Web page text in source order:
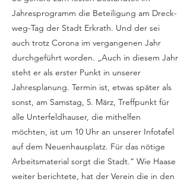
Jahresprogramm die Beteiligung am Dreck-
weg-Tag der Stadt Erkrath. Und der sei
auch trotz Corona im vergangenen Jahr
durchgeführt worden. „Auch in diesem Jahr
steht er als erster Punkt in unserer
Jahresplanung. Termin ist, etwas später als
sonst, am Samstag, 5. März, Treffpunkt für
alle Unterfeldhauser, die mithelfen
möchten, ist um 10 Uhr an unserer Infotafel
auf dem Neuenhausplatz. Für das nötige
Arbeitsmaterial sorgt die Stadt.“ Wie Haase
weiter berichtete, hat der Verein die in den